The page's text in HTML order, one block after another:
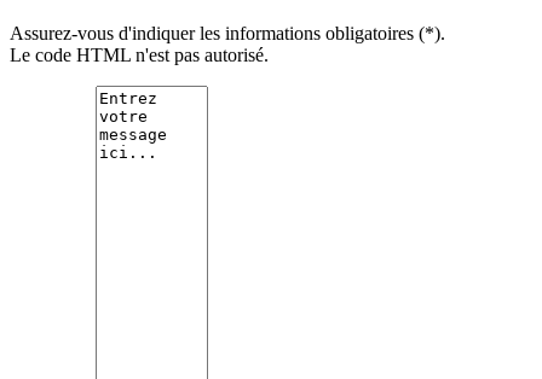
Assurez-vous d'indiquer les informations obligatoires (*).
Le code HTML n'est pas autorisé.